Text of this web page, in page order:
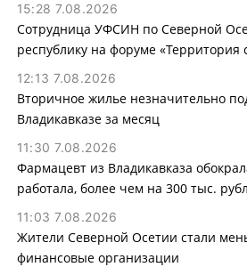
15:28 7.08.2026
Сотрудница УФСИН по Северной
республику на форуме «Территория
12:13 7.08.2026
Вторичное жилье незначительно
Владикавказе за месяц
11:30 7.08.2026
Фармацевт из Владикавказа
работала, более чем на 300 тыс.
11:03 7.08.2026
Жители Северной Осетии стали
финансовые организации